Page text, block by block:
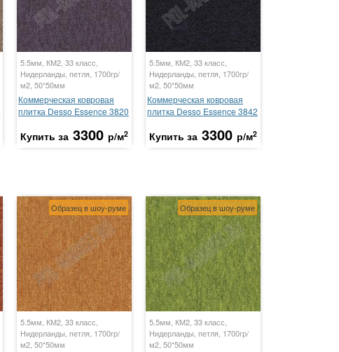
5.5мм, КМ2, 33 класс,
Нидерланды, петля, 1700гр/
м2, 50*50мм
Коммерческая ковровая
плитка Desso Essence 3820
Купить за 3300 р/м2
5.5мм, КМ2, 33 класс,
Нидерланды, петля, 1700гр/
м2, 50*50мм
Коммерческая ковровая
плитка Desso Essence 3842
Купить за 3300 р/м2
Образец в шоу-руме
5.5мм, КМ2, 33 класс,
Нидерланды, петля, 1700гр/
м2, 50*50мм
Образец в шоу-руме
5.5мм, КМ2, 33 класс,
Нидерланды, петля, 1700гр/
м2, 50*50мм